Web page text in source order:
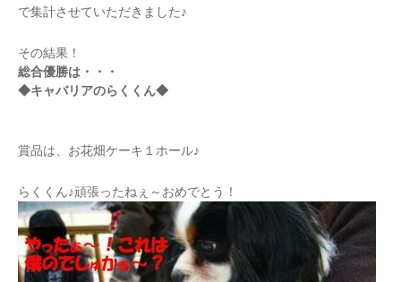
で集計させていただきました♪
その結果！
総合優勝は・・・
◆キャバリアのらくくん◆
賞品は、お花畑ケーキ１ホール♪
らくくん♪頑張ったねぇ～おめでとう！